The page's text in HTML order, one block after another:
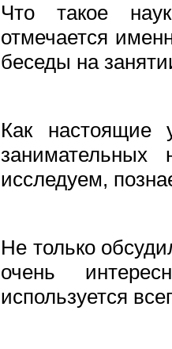
Что такое
отмечается
беседы на
Как настоящие
исследуем,
Не только
очень
используется